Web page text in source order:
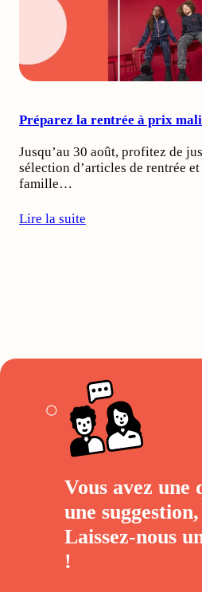
Préparez la rentrée à prix
Jusqu’au 30 août, profitez de
sélection d’articles de rentrée
famille…
Lire la suite
Vous avez une
une suggestion,
Laissez-nous
!